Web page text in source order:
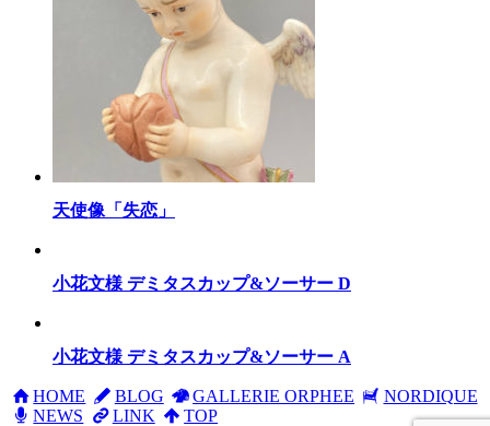
天使像「失恋」
小花文様 デミタスカップ&ソーサー D
小花文様 デミタスカップ&ソーサー A
HOME BLOG GALLERIE ORPHEE
NORDIQUE
NEWS
LINK TOP